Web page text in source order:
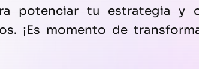
potenciar tu estrategia y
¡Es momento de